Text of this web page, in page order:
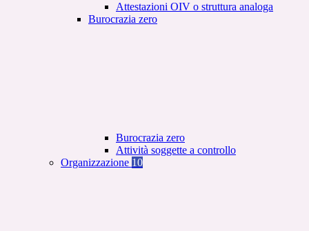
Attestazioni OIV o struttura analoga
Burocrazia zero
Burocrazia zero
Attività soggette a controllo
Organizzazione 10